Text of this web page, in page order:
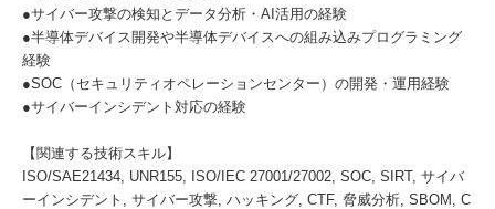
●サイバー攻撃の検知とデータ分析・AI活用の経験
●半導体デバイス開発や半導体デバイスへの組み込みプログラミング
経験
●SOC（セキュリティオペレーションセンター）の開発・運用経験
●サイバーインシデント対応の経験
【関連する技術スキル】
ISO/SAE21434, UNR155, ISO/IEC 27001/27002, SOC, SIRT, サイバ
ーインシデント, サイバー攻撃, ハッキング, CTF, 脅威分析, SBOM, C